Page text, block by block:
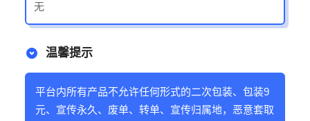
无
温馨提示
平台内所有产品不允许任何形式的二次包装、包装9
元、宣传永久、废单、转单、宣传归属地，恶意套取